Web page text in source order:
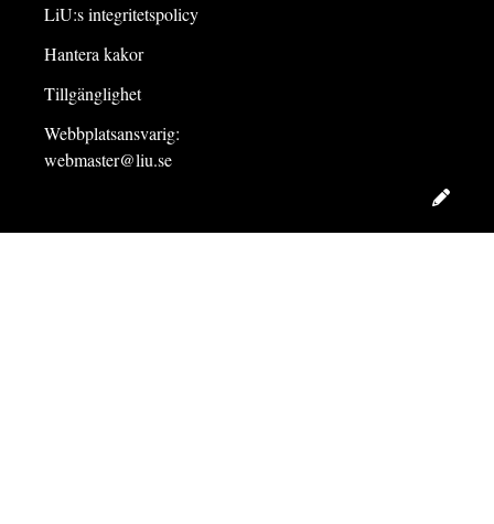
LiU:s integritetspolicy
Hantera kakor
Tillgänglighet
Webbplatsansvarig:
webmaster@liu.se